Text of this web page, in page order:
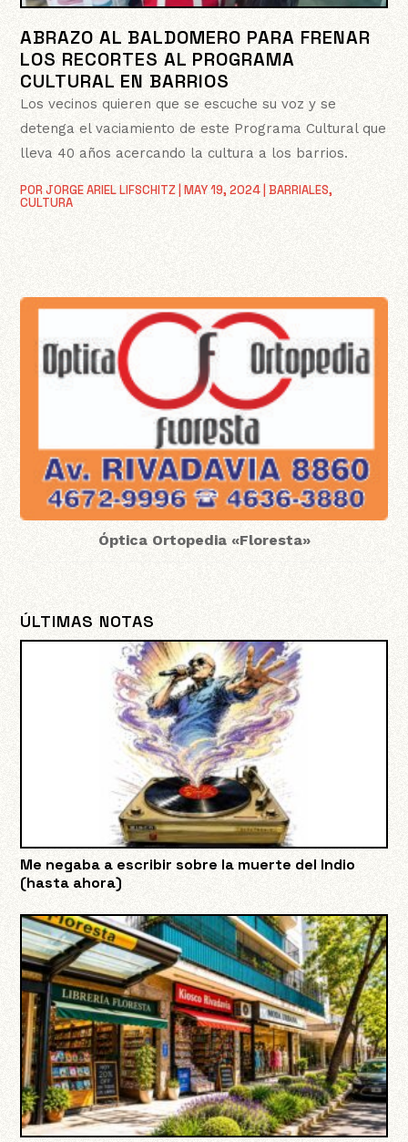
ABRAZO AL BALDOMERO PARA FRENAR
LOS RECORTES AL PROGRAMA
CULTURAL EN BARRIOS
PORJORGE ARIEL LIFSCHITZ |MAY 19, 2024 |BARRIALES,
CULTURA
Los vecinos quieren que se escuche su voz y se
detenga el vaciamiento de este Programa Cultural que
lleva 40 años acercando la cultura a los barrios.
Óptica Ortopedia «Floresta»
ÚLTIMAS NOTAS
Me negaba a escribir sobre la muerte del Indio
(hasta ahora)